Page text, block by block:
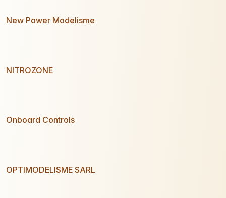
New Power Modelisme
NITROZONE
Onboard Controls
OPTIMODELISME SARL